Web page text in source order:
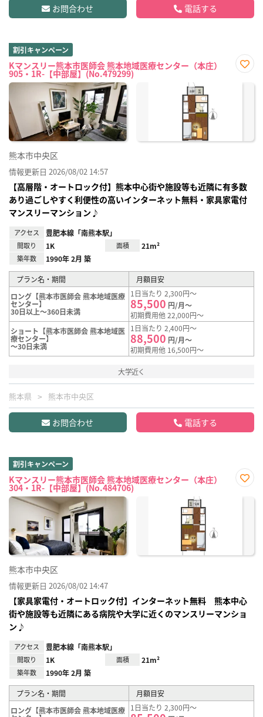
お問合わせ 電話する
割引キャンペーン
Kマンスリー熊本市医師会 熊本地域医療センター（本庄）
905・1R-【中部屋】(No.479299)
に入
熊本市中央区
情報更新日 2026/08/02 14:57
【高層階・オートロック付】熊本中心街や施設等も近隣に有多数
あり過ごしやすく利便性の高いインターネット無料・家具家電付
マンスリーマンション♪
アクセス 豊肥本線「南熊本駅」
間取り 1K 面積 21m²
築年数 1990年 2月 築
プラン名・期間
月額目安
ロング【熊本市医師会 熊本地域医療
センター】
30日以上～360日未満
1日当たり 2,300円～
85,500 円/月～
初期費用他 22,000円～
ショート【熊本市医師会 熊本地域医
療センター】
～30日未満
1日当たり 2,400円～
88,500 円/月～
初期費用他 16,500円～
大学近く
熊本県 熊本市中央区
お問合わせ 電話する
割引キャンペーン
Kマンスリー熊本市医師会 熊本地域医療センター（本庄）
304・1R-【中部屋】(No.484706)
に入
熊本市中央区
情報更新日 2026/08/02 14:47
【家具家電付・オートロック付】インターネット無料 熊本中心
街や施設等も近隣にある病院や大学に近くのマンスリーマンショ
ン♪
アクセス 豊肥本線「南熊本駅」
間取り 1K 面積 21m²
築年数 1990年 2月 築
プラン名・期間
月額目安
ロング【熊本市医師会 熊本地域医療 1日当たり 2,300円～